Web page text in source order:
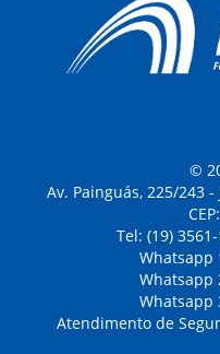
©
Av. Painguás, 225/243
Tel: (19)
Whatsapp
Whatsapp
Whatsapp
Atendimento de